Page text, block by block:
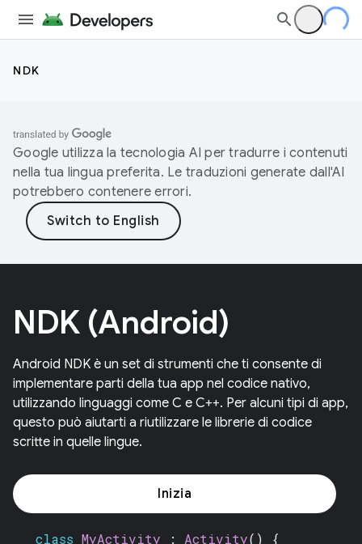
NDK
Google utilizza la tecnologia AI per tradurre i contenuti
nella tua lingua preferita. Le traduzioni generate dall'AI
potrebbero contenere errori.
NDK (Android)
Android NDK è un set di strumenti che ti consente di
implementare parti della tua app nel codice nativo,
utilizzando linguaggi come C e C++. Per alcuni tipi di app,
questo può aiutarti a riutilizzare le librerie di codice
scritte in quelle lingue.
Inizia
class MyActivity : Activity() {